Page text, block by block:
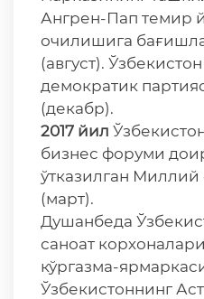
Ангрен-Пап темир
очилишига
(август).
демократик
(декабр).
2017 йил
бизнес форуми
ўтказилган Миллий
(март).
Душанбеда
саноат
кўргазма-
Ўзбекистоннинг